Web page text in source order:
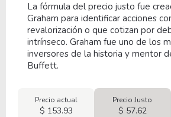
La fórmula del precio justo fue
Graham para identificar acciones
revalorización o que cotizan por
intrínseco. Graham fue uno de los
inversores de la historia y mentor
Buffett.
Precio actual
$ 153.93
Precio Justo
$ 57.62